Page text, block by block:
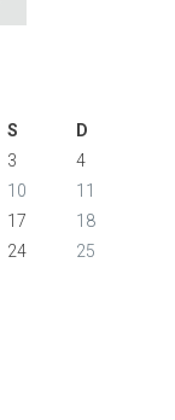
S
D
3
4
10
11
17
18
24
25